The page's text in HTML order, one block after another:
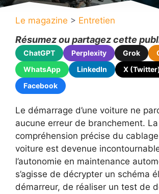
Le magazine > Entretien
Résumez ou partagez cette
ChatGPT Perplexity Grok
WhatsApp
LinkedIn
X
Facebook
Le démarrage d’une voiture ne
aucune erreur de branchement. La
compréhension précise du
voiture est devenue
l’autonomie en maintenance
s’agisse de décrypter un schéma
démarreur, de réaliser un test de